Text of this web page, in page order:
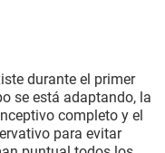
durante el primer
se está adaptando, la
completo y el
para evitar